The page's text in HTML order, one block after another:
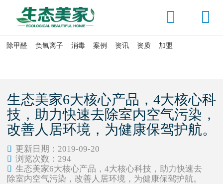


除甲醛 负氧离子 消毒 案例 资讯 资质 加盟
生态美家6大核心产品，4大核心科
技，助力快速去除室内空气污染，
改善人居环境，为健康保驾护航。
 更新日期：2019-09-20
 浏览次数： 294
 生态美家6大核心产品，4大核心科技，助力快速去
除室内空气污染，改善人居环境，为健康保驾护航。